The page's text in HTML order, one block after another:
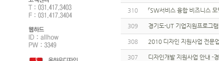
310 「SW서비스 융합 비즈니스
309 경기도-UT 기업지원프로그
308 2010 디자인 지원사업 전문
307 디자인개발 지원사업 안내 -